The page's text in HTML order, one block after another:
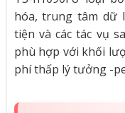
hóa, trung tâm dữ
tiện và các tác vụ
phù hợp với khối
phí thấp lý tưởng -